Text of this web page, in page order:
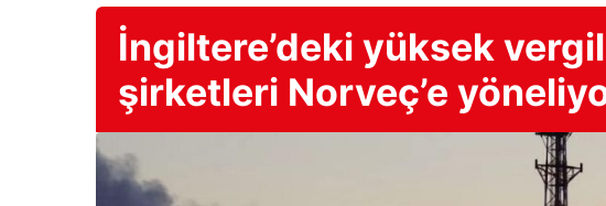
İngiltere’deki yüksek
şirketleri Norveç’e